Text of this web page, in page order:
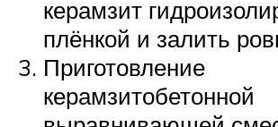
керамзит
плёнкой и залить
Приготовление
керамзитобетонной